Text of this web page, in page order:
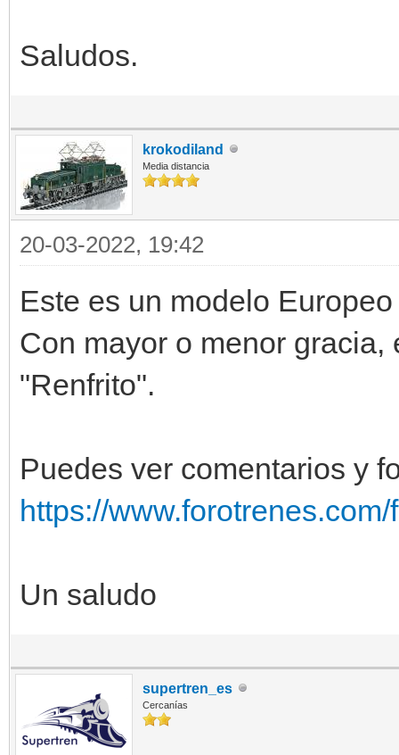
Saludos.
krokodiland
Media distancia
20-03-2022, 19:42
Este es un modelo
Con mayor o menor
"Renfrito".
Puedes ver comentarios y
https://
Un saludo
supertren_es
Cercanías